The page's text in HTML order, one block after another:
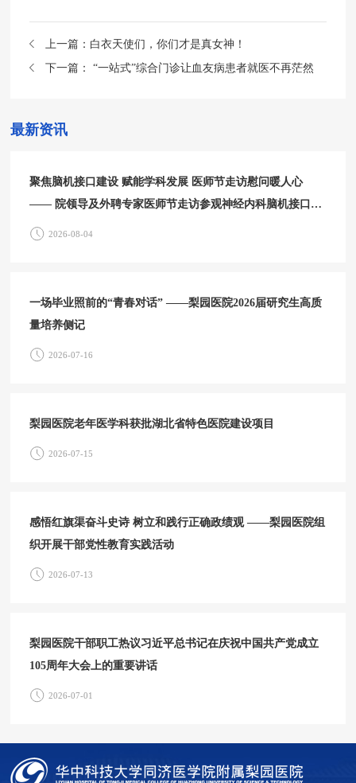
上一篇： 白衣天使们，你们才是真女神！
“一站式”综合门诊让血友病患者就医不再茫然
下一篇：
最新资讯
聚焦脑机接口建设 赋能学科发展 医师节走访慰问暖人心
—— 院领导及外聘专家医师节走访参观神经内科脑机接口中
心
2026-08-04
一场毕业照前的“青春对话” ——梨园医院2026届研究生高质
量培养侧记
2026-07-16
梨园医院老年医学科获批湖北省特色医院建设项目
2026-07-15
感悟红旗渠奋斗史诗 树立和践行正确政绩观 ——梨园医院组
织开展干部党性教育实践活动
2026-07-13
梨园医院干部职工热议习近平总书记在庆祝中国共产党成立
105周年大会上的重要讲话
2026-07-01